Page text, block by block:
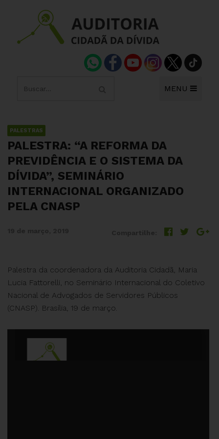
MENU
PALESTRAS
PALESTRA: “A REFORMA DA
PREVIDÊNCIA E O SISTEMA DA
DÍVIDA”, SEMINÁRIO
INTERNACIONAL ORGANIZADO
PELA CNASP
Palestra da coordenadora da Auditoria Cidadã, Maria
Lucia Fattorelli, no Seminário Internacional do Coletivo
Nacional de Advogados de Servidores Públicos
(CNASP). Brasília, 19 de março.